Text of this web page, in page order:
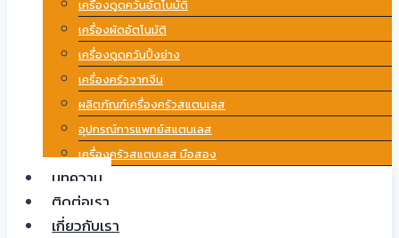
เครื่องดูดควันอัตโนมัติ
เครื่องผัดอัตโนมัติ
เครื่องดูดควันปิ้งย่าง
เครื่องครัวจากจีน
ผลิตภัณฑ์เครื่องครัวสแตนเลส
อุปกรณ์การแพทย์สแตนเลส
เครื่องครัวสแตนเลส มือสอง
บทความ
ติดต่อเรา
เกี่ยวกับเรา